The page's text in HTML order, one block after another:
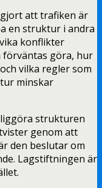
att trafiken är
en struktur i andra
konflikter
förväntas göra, hur
vilka regler som
minskar
strukturen
genom att
den beslutar om
Lagstiftningen är